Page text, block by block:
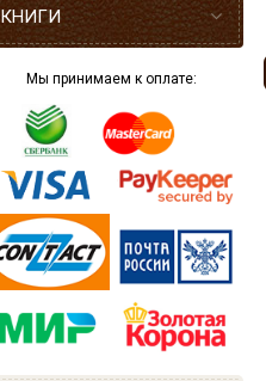
КНИГИ
Мы принимаем к оплате: